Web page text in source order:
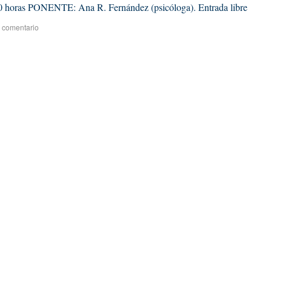
PONENTE: Ana R. Fernández (psicóloga). Entrada libre